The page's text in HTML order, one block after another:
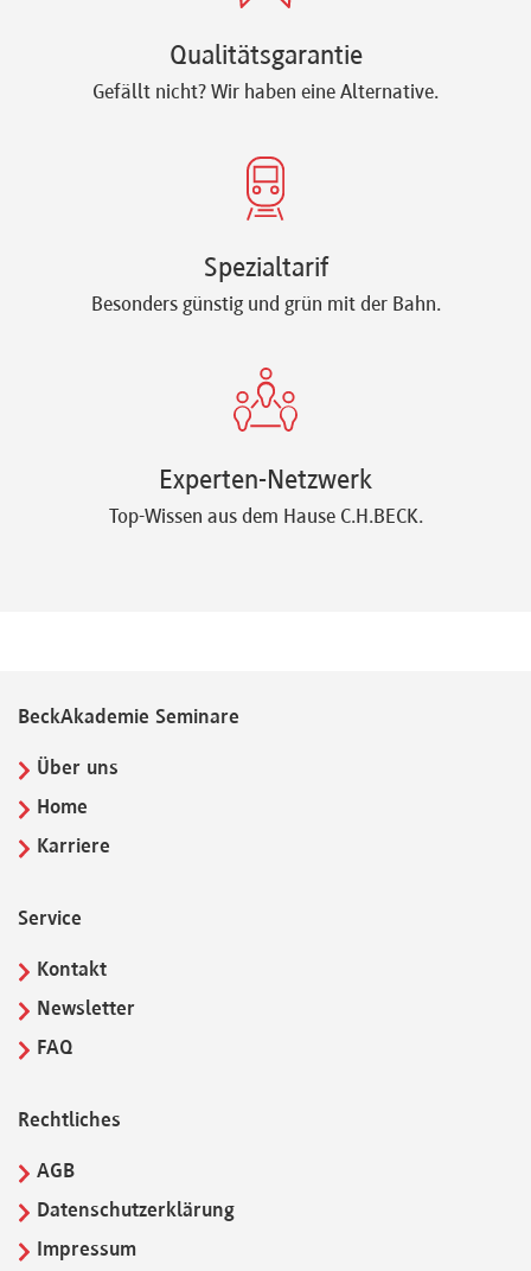
Qualitätsgarantie
Gefällt nicht? Wir haben eine Alternative.
Spezialtarif
Besonders günstig und grün mit der Bahn.
Experten-Netzwerk
Top-Wissen aus dem Hause C.H.BECK.
BeckAkademie Seminare
Über uns
Home
Karriere
Service
Kontakt
Newsletter
FAQ
Rechtliches
AGB
Datenschutzerklärung
Impressum